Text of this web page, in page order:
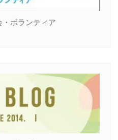
ボランティア